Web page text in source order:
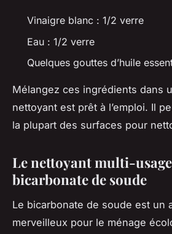
Vinaigre blanc : 1/2 verre
Eau : 1/2 verre
Quelques gouttes d’huile
Mélangez ces ingrédients dans
nettoyant est prêt à l’emploi. Il
la plupart des surfaces pour
Le nettoyant multi-
bicarbonate de soude
Le bicarbonate de soude est un
merveilleux pour le ménage